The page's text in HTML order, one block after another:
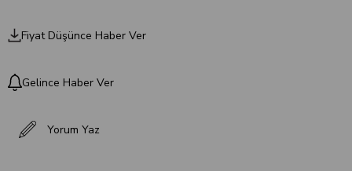
Fiyat Düşünce Haber Ver
Gelince Haber Ver
Yorum Yaz